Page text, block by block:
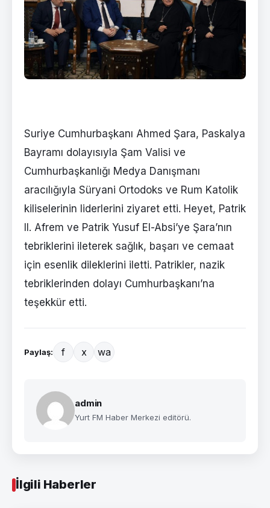
Suriye Cumhurbaşkanı Ahmed Şara, Paskalya
Bayramı dolayısıyla Şam Valisi ve
Cumhurbaşkanlığı Medya Danışmanı
aracılığıyla Süryani Ortodoks ve Rum Katolik
kiliselerinin liderlerini ziyaret etti. Heyet, Patrik
II. Afrem ve Patrik Yusuf El-Absi’ye Şara’nın
tebriklerini ileterek sağlık, başarı ve cemaat
için esenlik dileklerini iletti. Patrikler, nazik
tebriklerinden dolayı Cumhurbaşkanı’na
teşekkür etti.
Paylaş: f x wa
admin
Yurt FM Haber Merkezi editörü.
İlgili Haberler